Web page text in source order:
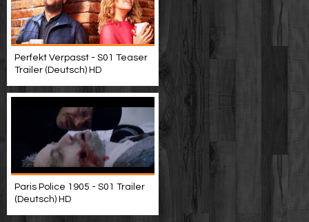
Perfekt Verpasst - S01 Teaser
Trailer (Deutsch) HD
Paris Police 1905 - S01 Trailer
(Deutsch) HD